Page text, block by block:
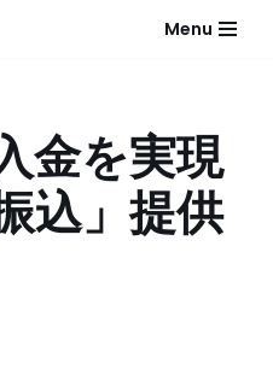
Menu
金を実現
込」提供